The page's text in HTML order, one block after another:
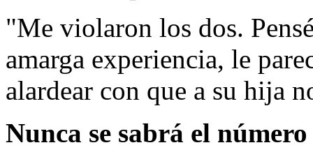
"Me violaron los dos.
amarga experiencia, le
alardear con que a su hija
Nunca se sabrá el